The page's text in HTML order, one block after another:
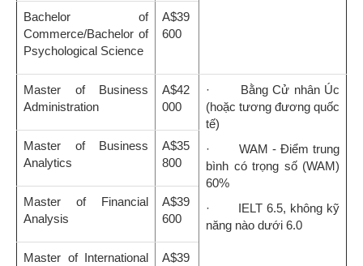
Bachelor of
Commerce/Bachelor of
Psychological Science
A$39
600
Master of Business
Administration
A$42
000
· Bằng Cử nhân Úc
(hoặc tương đương quốc
tế)
· WAM - Điểm trung
bình có trọng số (WAM)
60%
· IELT 6.5, không kỹ
năng nào dưới 6.0
Master of Business
Analytics
A$35
800
Master of Financial
Analysis
A$39
600
Master of International
A$39